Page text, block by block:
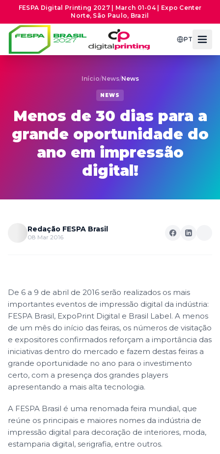
FESPA Digital Printing 2027 | March 01-04 | Expo Center
Norte, São Paulo, Brazil
PT
Início/News/News
NEWS
Menos de 30 dias para a
grande oportunidade do
ano em impressão
digital!
Redação FESPA Brasil
08 Mar 2016
De 6 a 9 de abril de 2016 serão realizados os mais
importantes eventos de impressão digital da indústria:
FESPA Brasil, ExpoPrint Digital e Brasil Label. A menos
de um mês do início das feiras, os números de visitação
e expositores confirmados reforçam a importância das
iniciativas dentro do mercado e fazem destas feiras a
grande oportunidade no ano para o investimento
certo, com a presença dos grandes players
apresentando a mais alta tecnologia.
A FESPA Brasil é uma renomada feira mundial, que
reúne os principais e maiores nomes da indústria de
impressão digital para decoração de interiores, moda,
estamparia digital, serigrafia, entre outros.